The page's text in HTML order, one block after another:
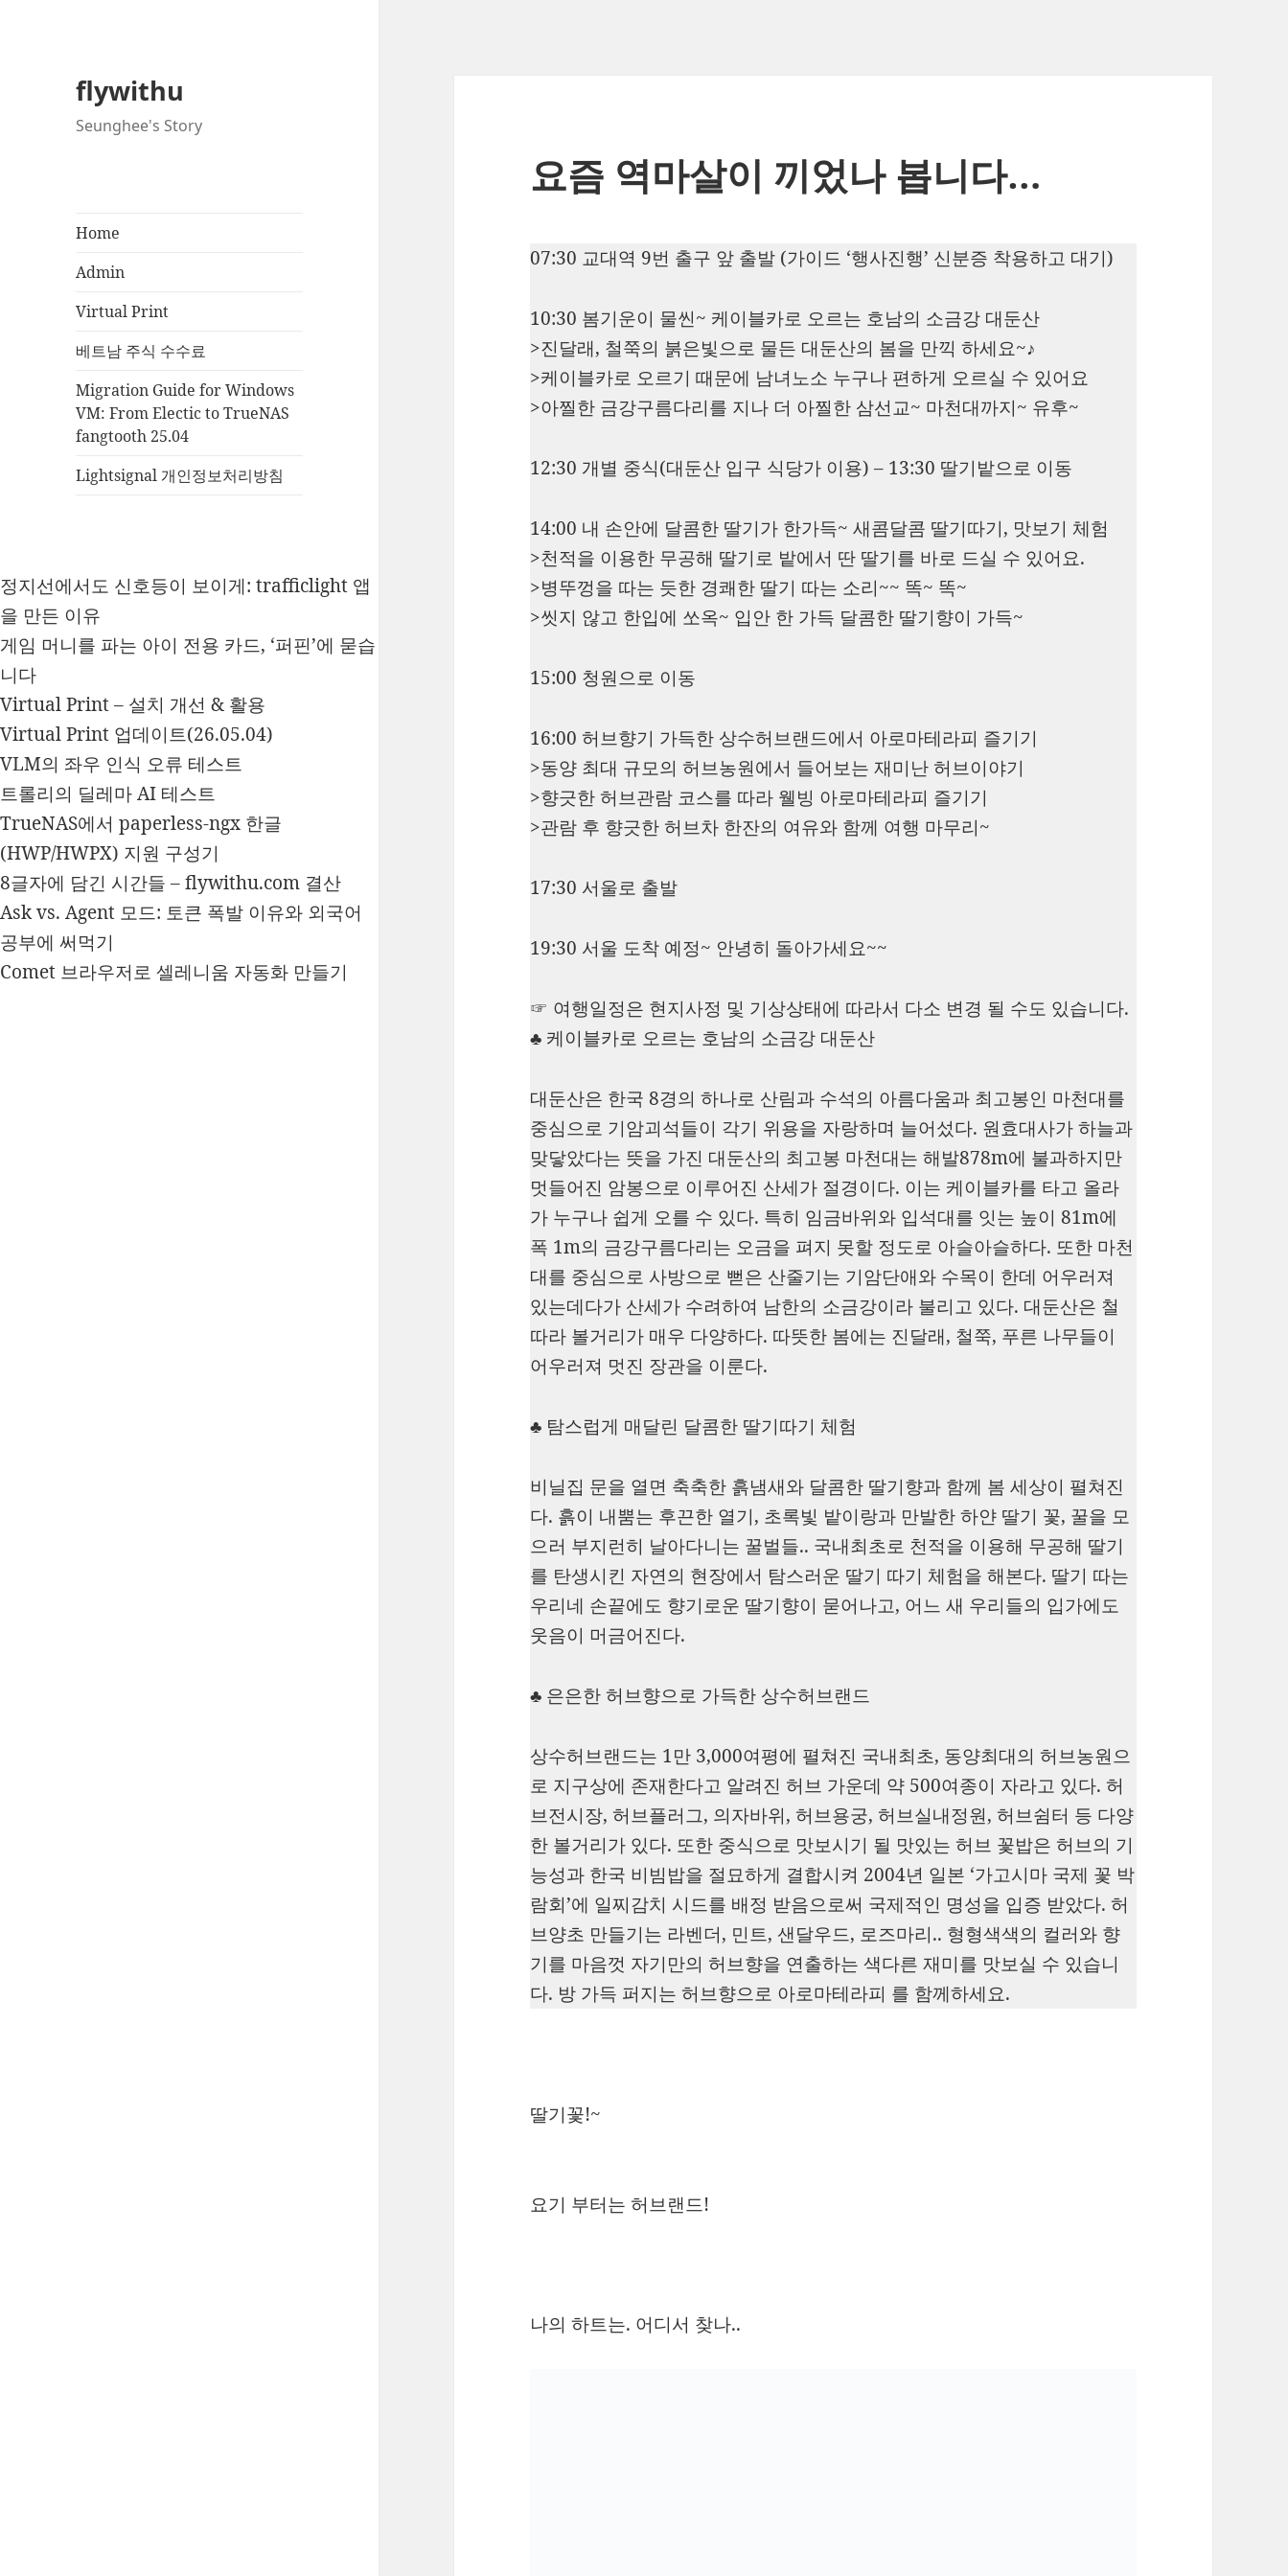
flywithu
Seunghee's Story
Home
Admin
Virtual Print
베트남 주식 수수료
Migration Guide for Windows
VM: From Electic to TrueNAS
fangtooth 25.04
Lightsignal 개인정보처리방침
정지선에서도 신호등이 보이게: trafficlight 앱
을 만든 이유
게임 머니를 파는 아이 전용 카드, ‘퍼핀’에 묻습
니다
Virtual Print – 설치 개선 & 활용
Virtual Print 업데이트(26.05.04)
VLM의 좌우 인식 오류 테스트
트롤리의 딜레마 AI 테스트
TrueNAS에서 paperless-ngx 한글
(HWP/HWPX) 지원 구성기
8글자에 담긴 시간들 – flywithu.com 결산
Ask vs. Agent 모드: 토큰 폭발 이유와 외국어
공부에 써먹기
Comet 브라우저로 셀레니움 자동화 만들기
요즘 역마살이 끼었나 봅니다…
07:30 교대역 9번 출구 앞 출발 (가이드 ‘행사진행’ 신분증 착용하고 대기)
10:30 봄기운이 물씬~ 케이블카로 오르는 호남의 소금강 대둔산
>진달래, 철쭉의 붉은빛으로 물든 대둔산의 봄을 만끽 하세요~♪
>케이블카로 오르기 때문에 남녀노소 누구나 편하게 오르실 수 있어요
>아찔한 금강구름다리를 지나 더 아찔한 삼선교~ 마천대까지~ 유후~
12:30 개별 중식(대둔산 입구 식당가 이용) – 13:30 딸기밭으로 이동
14:00 내 손안에 달콤한 딸기가 한가득~ 새콤달콤 딸기따기, 맛보기 체험
>천적을 이용한 무공해 딸기로 밭에서 딴 딸기를 바로 드실 수 있어요.
>병뚜껑을 따는 듯한 경쾌한 딸기 따는 소리~~ 똑~ 똑~
>씻지 않고 한입에 쏘옥~ 입안 한 가득 달콤한 딸기향이 가득~
15:00 청원으로 이동
16:00 허브향기 가득한 상수허브랜드에서 아로마테라피 즐기기
>동양 최대 규모의 허브농원에서 들어보는 재미난 허브이야기
>향긋한 허브관람 코스를 따라 웰빙 아로마테라피 즐기기
>관람 후 향긋한 허브차 한잔의 여유와 함께 여행 마무리~
17:30 서울로 출발
19:30 서울 도착 예정~ 안녕히 돌아가세요~~
☞ 여행일정은 현지사정 및 기상상태에 따라서 다소 변경 될 수도 있습니다.
♣ 케이블카로 오르는 호남의 소금강 대둔산
대둔산은 한국 8경의 하나로 산림과 수석의 아름다움과 최고봉인 마천대를
중심으로 기암괴석들이 각기 위용을 자랑하며 늘어섰다. 원효대사가 하늘과
맞닿았다는 뜻을 가진 대둔산의 최고봉 마천대는 해발878m에 불과하지만
멋들어진 암봉으로 이루어진 산세가 절경이다. 이는 케이블카를 타고 올라
가 누구나 쉽게 오를 수 있다. 특히 임금바위와 입석대를 잇는 높이 81m에
폭 1m의 금강구름다리는 오금을 펴지 못할 정도로 아슬아슬하다. 또한 마천
대를 중심으로 사방으로 뻗은 산줄기는 기암단애와 수목이 한데 어우러져
있는데다가 산세가 수려하여 남한의 소금강이라 불리고 있다. 대둔산은 철
따라 볼거리가 매우 다양하다. 따뜻한 봄에는 진달래, 철쭉, 푸른 나무들이
어우러져 멋진 장관을 이룬다.
♣ 탐스럽게 매달린 달콤한 딸기따기 체험
비닐집 문을 열면 축축한 흙냄새와 달콤한 딸기향과 함께 봄 세상이 펼쳐진
다. 흙이 내뿜는 후끈한 열기, 초록빛 밭이랑과 만발한 하얀 딸기 꽃, 꿀을 모
으러 부지런히 날아다니는 꿀벌들.. 국내최초로 천적을 이용해 무공해 딸기
를 탄생시킨 자연의 현장에서 탐스러운 딸기 따기 체험을 해본다. 딸기 따는
우리네 손끝에도 향기로운 딸기향이 묻어나고, 어느 새 우리들의 입가에도
웃음이 머금어진다.
♣ 은은한 허브향으로 가득한 상수허브랜드
상수허브랜드는 1만 3,000여평에 펼쳐진 국내최초, 동양최대의 허브농원으
로 지구상에 존재한다고 알려진 허브 가운데 약 500여종이 자라고 있다. 허
브전시장, 허브플러그, 의자바위, 허브용궁, 허브실내정원, 허브쉼터 등 다양
한 볼거리가 있다. 또한 중식으로 맛보시기 될 맛있는 허브 꽃밥은 허브의 기
능성과 한국 비빔밥을 절묘하게 결합시켜 2004년 일본 ‘가고시마 국제 꽃 박
람회’에 일찌감치 시드를 배정 받음으로써 국제적인 명성을 입증 받았다. 허
브양초 만들기는 라벤더, 민트, 샌달우드, 로즈마리.. 형형색색의 컬러와 향
기를 마음껏 자기만의 허브향을 연출하는 색다른 재미를 맛보실 수 있습니
다. 방 가득 퍼지는 허브향으로 아로마테라피 를 함께하세요.
딸기꽃!~
요기 부터는 허브랜드!
나의 하트는. 어디서 찾나..